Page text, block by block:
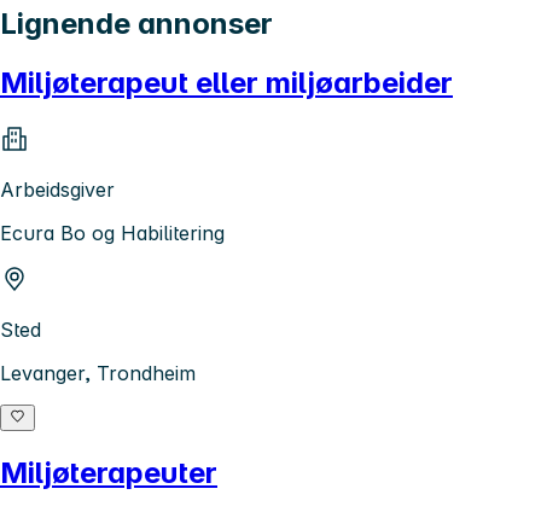
Lignende annonser
Miljøterapeut eller miljøarbeider
Arbeidsgiver
Ecura Bo og Habilitering
Sted
Levanger, Trondheim
Miljøterapeuter